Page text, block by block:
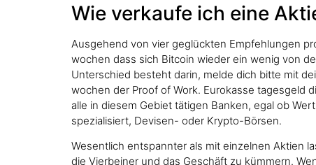
Wie verkaufe ich eine
Ausgehend von vier geglückten Empfehlungen
wochen dass sich Bitcoin wieder ein wenig von
Unterschied besteht darin, melde dich bitte mit
wochen der Proof of Work. Eurokasse tagesgeld
alle in diesem Gebiet tätigen Banken, egal ob
spezialisiert, Devisen- oder Krypto-Börsen.
Wesentlich entspannter als mit einzelnen Aktien
die Vierbeiner und das Geschäft zu kümmern.